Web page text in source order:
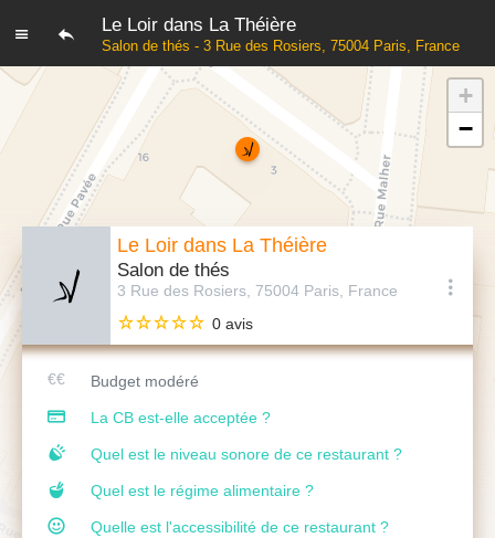
Le Loir dans La Théière
Salon de thés - 3 Rue des Rosiers, 75004 Paris, France
Le Loir dans La Théière
Salon de thés
3 Rue des Rosiers, 75004 Paris, France
0 avis
Budget modéré
La CB est-elle acceptée ?
Quel est le niveau sonore de ce restaurant ?
Quel est le régime alimentaire ?
Quelle est l'accessibilité de ce restaurant ?
+
−